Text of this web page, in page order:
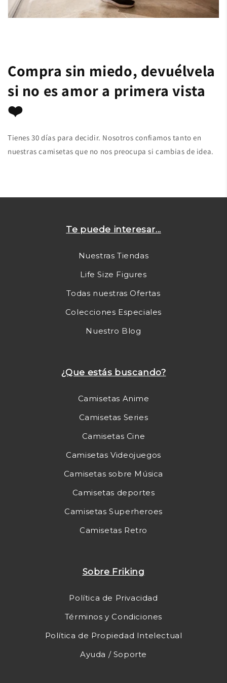
Compra sin miedo, devuélvela
si no es amor a primera vista
❤️
Tienes 30 días para decidir. Nosotros confiamos tanto en
nuestras camisetas que no nos preocupa si cambias de idea.
Te puede interesar...
Nuestras Tiendas
Life Size Figures
Todas nuestras Ofertas
Colecciones Especiales
Nuestro Blog
¿Que estás buscando?
Camisetas Anime
Camisetas Series
Camisetas Cine
Camisetas Videojuegos
Camisetas sobre Música
Camisetas deportes
Camisetas Superheroes
Camisetas Retro
Sobre Friking
Política de Privacidad
Términos y Condiciones
Política de Propiedad Intelectual
Ayuda / Soporte